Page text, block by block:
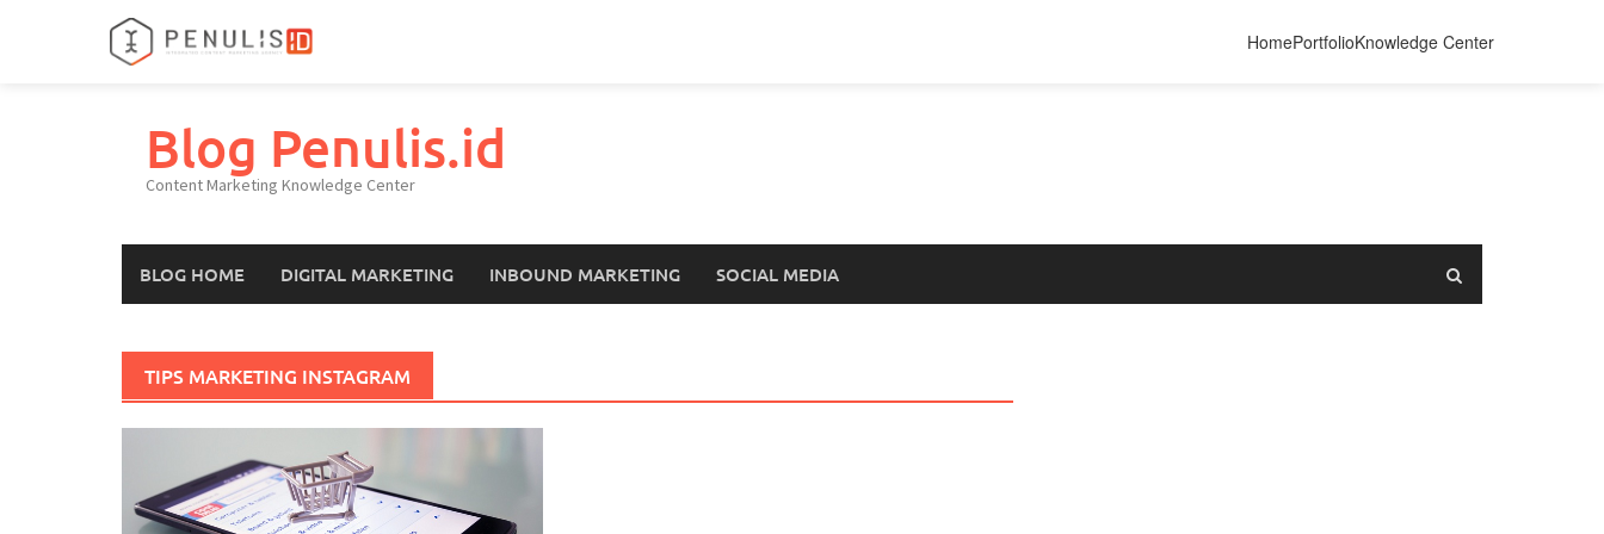
HomePortfolioKnowledge Center
Blog Penulis.id
Content Marketing Knowledge Center
BLOG HOME DIGITAL MARKETING INBOUND MARKETING SOCIAL MEDIA
TIPS MARKETING INSTAGRAM